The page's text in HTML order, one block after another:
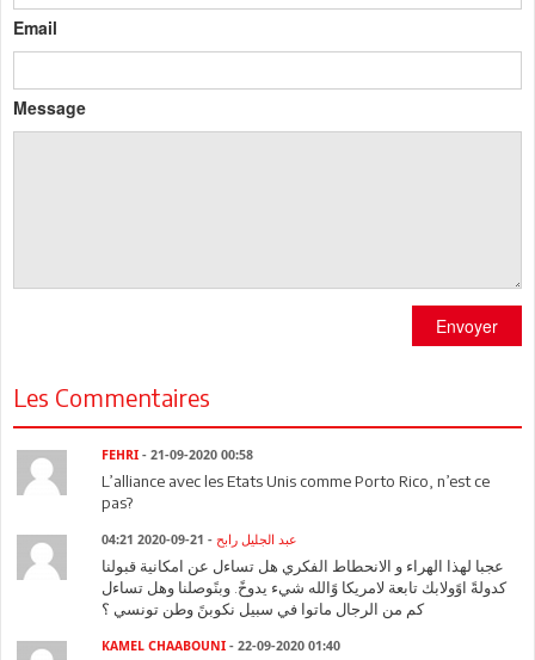
Email
Message
Envoyer
Les Commentaires
FEHRI - 21-09-2020 00:58
L’alliance avec les Etats Unis comme Porto Rico, n’est ce
pas?
عبد الجليل رابح - 21-09-2020 04:21
عجبا لهذا الهراء و الانحطاط الفكري هل تساءل عن امكانية قبولنا
كدولةً اوًولابك تابعة لامريكا وًالله شيء يدوخً. وبنًوصلنا وهل تساءل
كم من الرجال ماتوا في سبيل نكوبنً وطن تونسي ؟
KAMEL CHAABOUNI - 22-09-2020 01:40